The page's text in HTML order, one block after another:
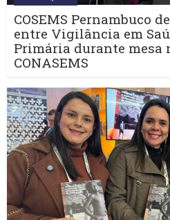
COSEMS Pernambuco
entre Vigilância em
Primária durante mesa
CONASEMS